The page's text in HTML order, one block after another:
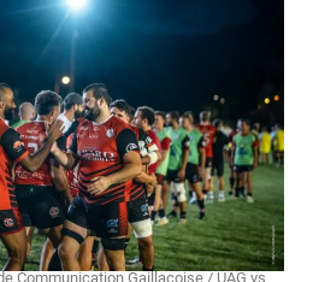
Communication Gaillacoise / UAG vs